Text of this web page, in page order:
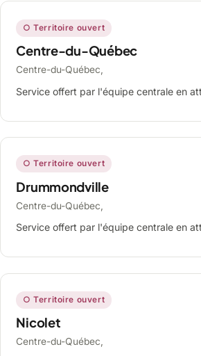
○ Territoire ouvert
Centre-du-Québec
Centre-du-Québec,
Service offert par l'équipe centrale en
○ Territoire ouvert
Drummondville
Centre-du-Québec,
Service offert par l'équipe centrale en
○ Territoire ouvert
Nicolet
Centre-du-Québec,